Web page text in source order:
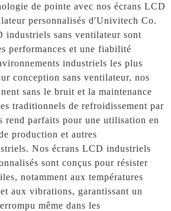
de pointe avec nos écrans LCD
personnalisés d'Univitech Co.
industriels sans ventilateur sont
performances et une fiabilité
industriels les plus
conception sans ventilateur, nos
sans le bruit et la maintenance
traditionnels de refroidissement par
rend parfaits pour une utilisation en
production et autres
Nos écrans LCD industriels
sont conçus pour résister
notamment aux températures
aux vibrations, garantissant un
même dans les